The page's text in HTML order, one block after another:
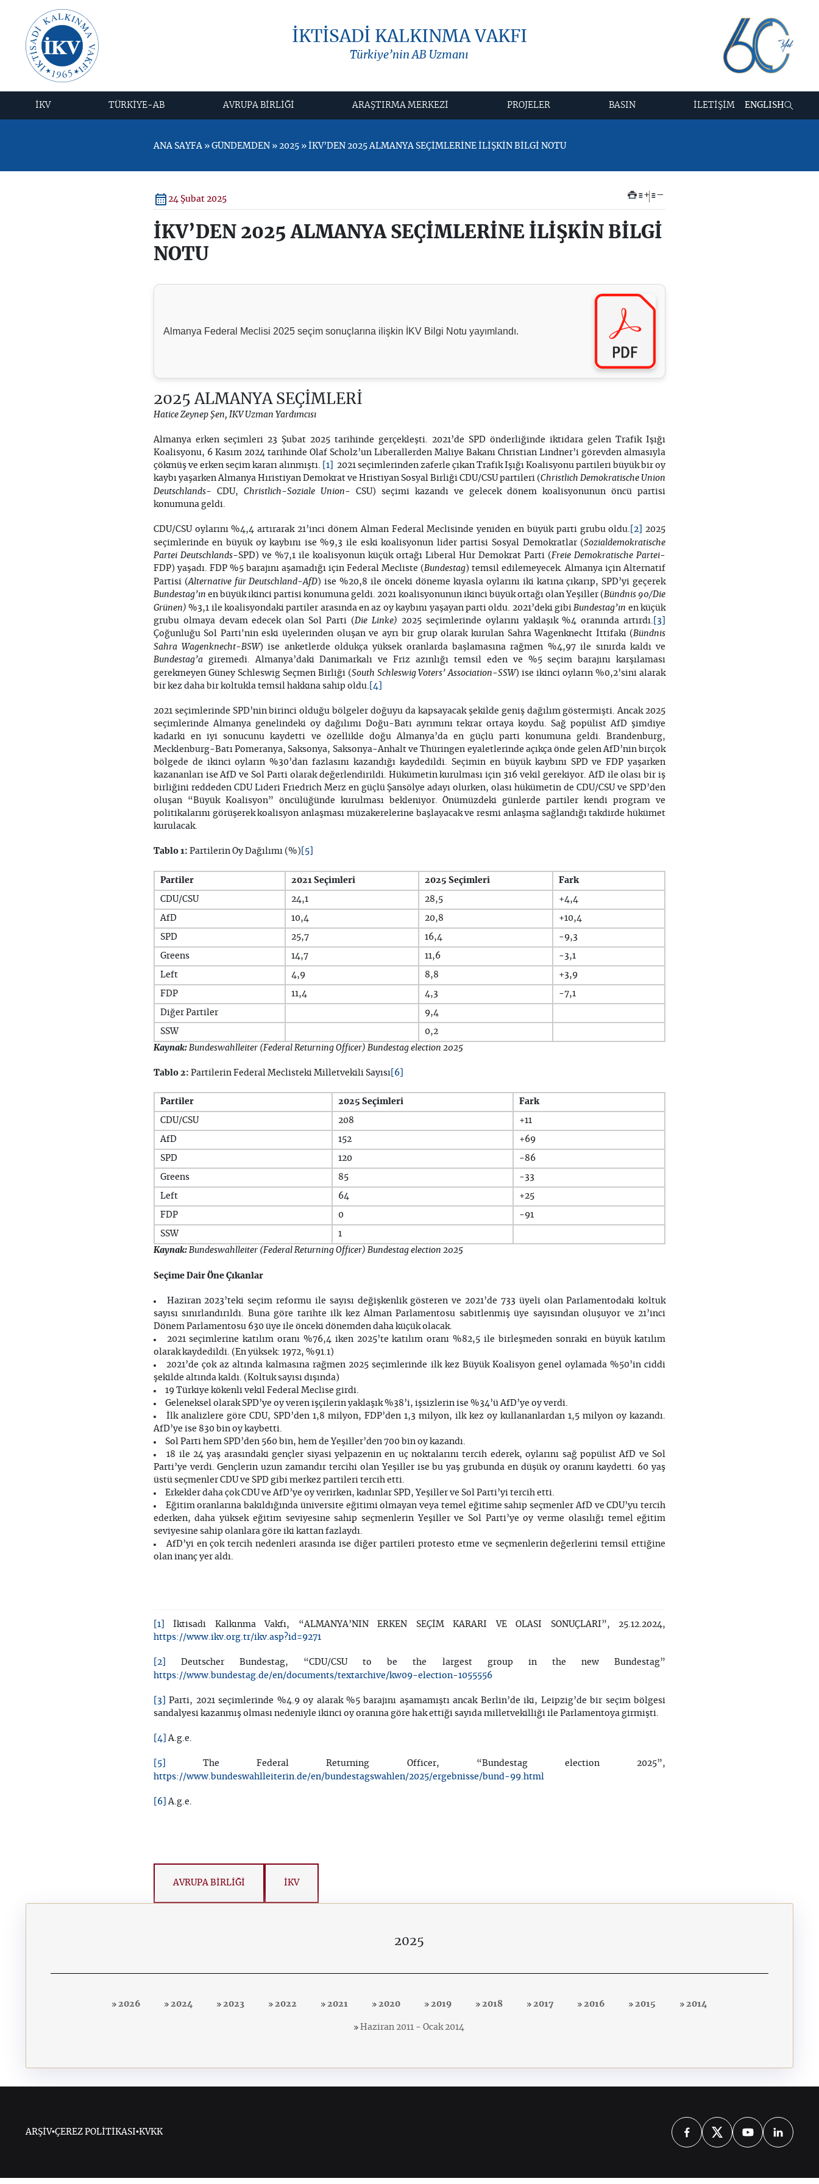
İKTİSADİ KALKINMA VAKFI
Türkiye’nin AB Uzmanı
İKV TÜRKİYE-AB AVRUPA BİRLİĞİ ARAŞTIRMA MERKEZİ PROJELER BASIN İLETİŞİM ENGLISH
ANA SAYFA » GÜNDEMDEN » 2025 » İKV’DEN 2025 ALMANYA SEÇİMLERİNE İLİŞKİN BİLGİ NOTU
24 Şubat 2025 + –
İKV’DEN 2025 ALMANYA SEÇİMLERİNE İLİŞKİN BİLGİ
NOTU
Almanya Federal Meclisi 2025 seçim sonuçlarına ilişkin İKV Bilgi Notu yayımlandı.
2025 ALMANYA SEÇİMLERİ
Hatice Zeynep Şen, İKV Uzman Yardımcısı
Almanya erken seçimleri 23 Şubat 2025 tarihinde gerçekleşti. 2021’de SPD önderliğinde iktidara gelen Trafik Işığı
Koalisyonu, 6 Kasım 2024 tarihinde Olaf Scholz’un Liberallerden Maliye Bakanı Christian Lindner’i görevden almasıyla
çökmüş ve erken seçim kararı alınmıştı.
[1]
2021 seçimlerinden zaferle çıkan Trafik Işığı Koalisyonu partileri büyük bir oy
kaybı yaşarken Almanya Hıristiyan Demokrat ve Hristiyan Sosyal Birliği CDU/CSU partileri (Christlich Demokratische Union
Deutschlands- CDU, Christlich-Soziale Union- CSU) seçimi kazandı ve gelecek dönem koalisyonunun öncü partisi
konumuna geldi.
CDU/CSU oylarını %4,4 artırarak 21’inci dönem Alman Federal Meclisinde yeniden en büyük parti grubu oldu. [2]
2025
seçimlerinde en büyük oy kaybını ise %9,3 ile eski koalisyonun lider partisi Sosyal Demokratlar (Sozialdemokratische
Partei Deutschlands-SPD) ve %7,1 ile koalisyonun küçük ortağı Liberal Hür Demokrat Parti (Freie Demokratische Partei-
FDP) yaşadı. FDP %5 barajını aşamadığı için Federal Mecliste (Bundestag) temsil edilemeyecek. Almanya için Alternatif
Partisi (Alternative für Deutschland-AfD) ise %20,8 ile önceki döneme kıyasla oylarını iki katına çıkarıp, SPD’yi geçerek
Bundestag’ın en büyük ikinci partisi konumuna geldi. 2021 koalisyonunun ikinci büyük ortağı olan Yeşiller (Bündnis 90/Die
Grünen) %3,1 ile koalisyondaki partiler arasında en az oy kaybını yaşayan parti oldu. 2021’deki gibiBundestag’ın en küçük
grubu olmaya devam edecek olan Sol Parti (Die Linke) 2025 seçimlerinde oylarını yaklaşık %4 oranında artırdı. [3]
Çoğunluğu Sol Parti'nin eski üyelerinden oluşan ve ayrı bir grup olarak kurulan Sahra Wagenknecht İttifakı (Bündnis
Sahra Wagenknecht-BSW) ise anketlerde oldukça yüksek oranlarda başlamasına rağmen %4,97 ile sınırda kaldı ve
Bundestag’agiremedi. Almanya’daki Danimarkalı ve Friz azınlığı temsil eden ve %5 seçim barajını karşılaması
gerekmeyen Güney Schleswig Seçmen Birliği (South Schleswig Voters’ Association-SSW) ise ikinci oyların %0,2’sini alarak
bir kez daha bir koltukla temsil hakkına sahip oldu. [4]
2021 seçimlerinde SPD’nin birinci olduğu bölgeler doğuyu da kapsayacak şekilde geniş dağılım göstermişti. Ancak 2025
seçimlerinde Almanya genelindeki oy dağılımı Doğu-Batı ayrımını tekrar ortaya koydu. Sağ popülist AfD şimdiye
kadarki en iyi sonucunu kaydetti ve özellikle doğu Almanya’da en güçlü parti konumuna geldi. Brandenburg,
Mecklenburg-Batı Pomeranya, Saksonya, Saksonya-Anhalt ve Thüringen eyaletlerinde açıkça önde gelen AfD’nin birçok
bölgede de ikinci oyların %30’dan fazlasını kazandığı kaydedildi. Seçimin en büyük kaybını SPD ve FDP yaşarken
kazananları ise AfD ve Sol Parti olarak değerlendirildi. Hükümetin kurulması için 316 vekil gerekiyor. AfD ile olası bir iş
birliğini reddeden CDU Lideri Friedrich Merz en güçlü Şansölye adayı olurken, olası hükümetin de CDU/CSU ve SPD’den
oluşan “Büyük Koalisyon” öncülüğünde kurulması bekleniyor. Önümüzdeki günlerde partiler kendi program ve
politikalarını görüşerek koalisyon anlaşması müzakerelerine başlayacak ve resmi anlaşma sağlandığı takdirde hükümet
kurulacak.
Tablo 1: Partilerin Oy Dağılımı (%) [5]
Partiler 2021 Seçimleri 2025 Seçimleri Fark
CDU/CSU 24,1 28,5 +4,4
AfD 10,4 20,8 +10,4
SPD 25,7 16,4 -9,3
Greens 14,7 11,6 -3,1
Left 4,9 8,8 +3,9
FDP 11,4 4,3 -7,1
Diğer Partiler 9,4
SSW
0,2
Kaynak:Bundeswahlleiter (Federal Returning Officer) Bundestag election 2025
Tablo 2: Partilerin Federal Meclisteki Milletvekili Sayısı[6]
Partiler 2025 Seçimleri Fark
CDU/CSU 208 +11
AfD 152 +69
SPD 120 -86
Greens 85 -33
Left 64 +25
FDP 0 -91
SSW
1
Kaynak:Bundeswahlleiter (Federal Returning Officer) Bundestag election 2025
Seçime Dair Öne Çıkanlar
Haziran 2023’teki seçim reformu ile sayısı değişkenlik gösteren ve 2021’de 733 üyeli olan Parlamentodaki koltuk
sayısı sınırlandırıldı. Buna göre tarihte ilk kez Alman Parlamentosu sabitlenmiş üye sayısından oluşuyor ve 21’inci
Dönem Parlamentosu 630 üye ile önceki dönemden daha küçük olacak.
2021 seçimlerine katılım oranı %76,4 iken 2025’te katılım oranı %82,5 ile birleşmeden sonraki en büyük katılım
olarak kaydedildi. (En yüksek: 1972, %91.1)
2021’de çok az altında kalmasına rağmen 2025 seçimlerinde ilk kez Büyük Koalisyon genel oylamada %50’in ciddi
şekilde altında kaldı. (Koltuk sayısı dışında)
19 Türkiye kökenli vekil Federal Meclise girdi.
Geleneksel olarak SPD’ye oy veren işçilerin yaklaşık %38’i, işsizlerin ise %34’ü AfD’ye oy verdi.
İlk analizlere göre CDU, SPD’den 1,8 milyon, FDP’den 1,3 milyon, ilk kez oy kullananlardan 1,5 milyon oy kazandı.
AfD’ye ise 830 bin oy kaybetti.
Sol Parti hem SPD’den 560 bin, hem de Yeşiller’den 700 bin oy kazandı.
18 ile 24 yaş arasındaki gençler siyasi yelpazenin en uç noktalarını tercih ederek, oylarını sağ popülist AfD ve Sol
Parti’ye verdi. Gençlerin uzun zamandır tercihi olan Yeşiller ise bu yaş grubunda en düşük oy oranını kaydetti. 60 yaş
üstü seçmenler CDU ve SPD gibi merkez partileri tercih etti.
Erkekler daha çok CDU ve AfD’ye oy verirken, kadınlar SPD, Yeşiller ve Sol Parti’yi tercih etti.
Eğitim oranlarına bakıldığında üniversite eğitimi olmayan veya temel eğitime sahip seçmenler AfD ve CDU’yu tercih
ederken, daha yüksek eğitim seviyesine sahip seçmenlerin Yeşiller ve Sol Parti’ye oy verme olasılığı temel eğitim
seviyesine sahip olanlara göre iki kattan fazlaydı.
AfD’yi en çok tercih nedenleri arasında ise diğer partileri protesto etme ve seçmenlerin değerlerini temsil ettiğine
olan inanç yer aldı.
[1]
İktisadi Kalkınma Vakfı, “ALMANYA’NIN ERKEN SEÇİM KARARI VE OLASI SONUÇLARI”, 25.12.2024,
https://www.ikv.org.tr/ikv.asp?id=9271
[2]
Deutscher Bundestag, “CDU/CSU to be the largest group in the new Bundestag”
https://www.bundestag.de/en/documents/textarchive/kw09-election-1055556
[3]
Parti, 2021 seçimlerinde %4.9 oy alarak %5 barajını aşamamıştı ancak Berlin’de iki, Leipzig’de bir seçim bölgesi
sandalyesi kazanmış olması nedeniyle ikinci oy oranına göre hak ettiği sayıda milletvekilliği ile Parlamentoya girmişti.
[4] A.g.e.
[5]
The Federal Returning Officer, “Bundestag election 2025”,
https://www.bundeswahlleiterin.de/en/bundestagswahlen/2025/ergebnisse/bund-99.html
[6] A.g.e.
AVRUPA BİRLİĞİ İKV
2025
2026 2024 2023 2022 2021 2020 2019 2018 2017 2016 2015 2014
Haziran 2011 - Ocak 2014
ARŞİV•ÇEREZ POLİTİKASI •KVKK